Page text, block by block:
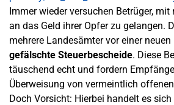
Immer wieder versuchen Betrüger,
an das Geld ihrer Opfer zu gelangen.
mehrere Landesämter vor einer
gefälschte Steuerbescheide. Diese
täuschend echt und fordern
Überweisung von vermeintlich
Doch Vorsicht: Hierbei handelt es sich